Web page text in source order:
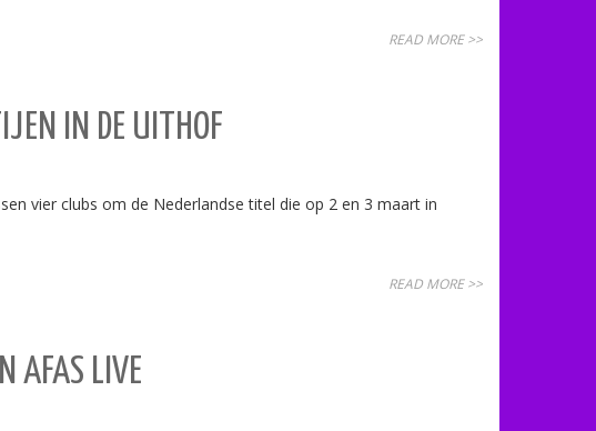
READ MORE >>
IN DE UITHOF
vier clubs om de Nederlandse titel die op 2 en 3 maart in
READ MORE >>
AFAS LIVE